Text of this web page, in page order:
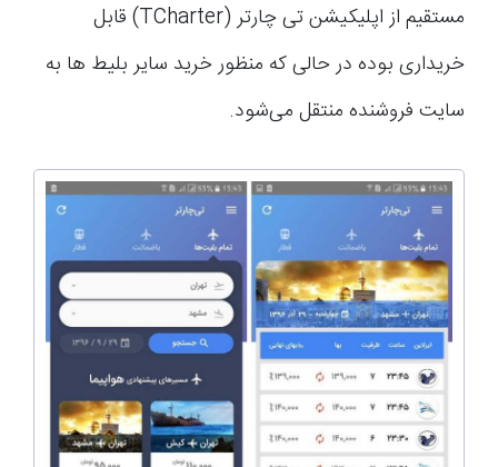
مستقیم از اپلیکیشن تی چارتر (TCharter) قابل
خریداری بوده در حالی که منظور خرید سایر بلیط ها به
سایت فروشنده منتقل می‌شود.